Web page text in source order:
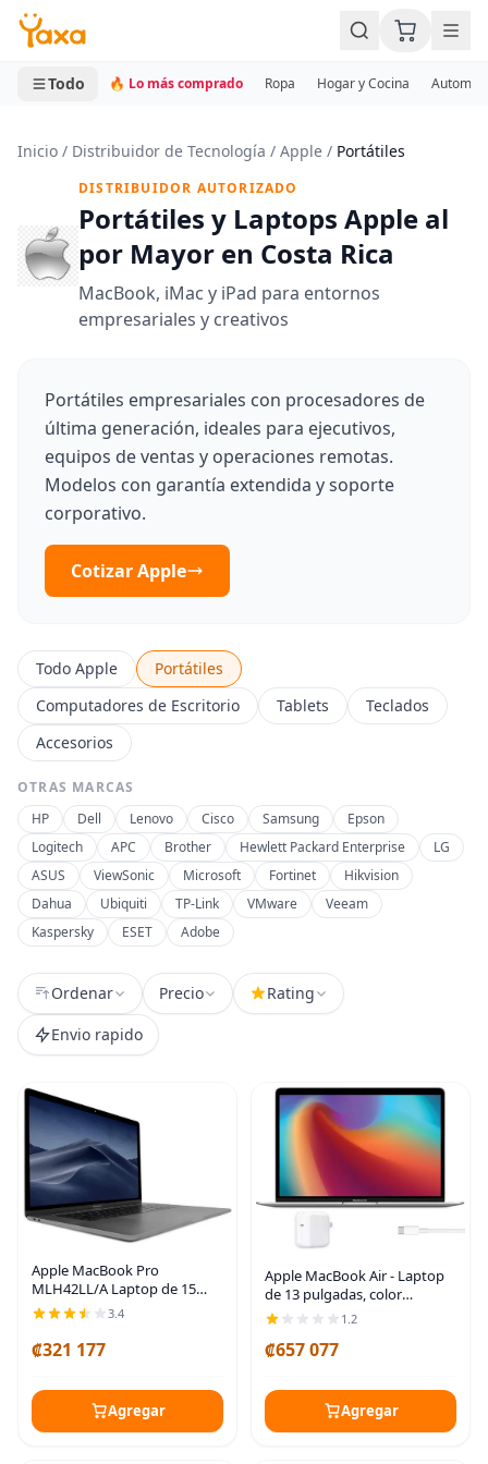
MINI CARRITO
0 productos
Todo 🔥 Lo más comprado Ropa Hogar y Cocina
Inicio / Distribuidor de Tecnología / Apple / Portátiles
DISTRIBUIDOR AUTORIZADO
Portátiles y Laptops Apple al
por Mayor en Costa Rica
MacBook, iMac y iPad para entornos
empresariales y creativos
Portátiles empresariales con procesadores de
última generación, ideales para ejecutivos,
equipos de ventas y operaciones remotas.
Modelos con garantía extendida y soporte
corporativo.
Cotizar Apple
Todo Apple
Portátiles
Computadores de Escritorio
Tablets
Teclados
Accesorios
OTRAS MARCAS
HP
Dell Lenovo Cisco Samsung
Epson
Logitech
APC Brother Hewlett Packard Enterprise
LG
ASUS
ViewSonic Microsoft Fortinet
Hikvision
Dahua
Ubiquiti TP-Link VMware
Veeam
Kaspersky
ESET Adobe
Ordenar Precio
Rating
Envio rapido
Apple MacBook Pro
MLH42LL/A Laptop de 15
pulgadas con barra táctil,
Intel Core i7 de cuatro
núcleos a 2.7 GHz, memoria
de 16 GB / SSD de 1 TB,
3.4
₡321 177
Agregar
Apple MacBook Air - Laptop
de 13 pulgadas, color
plateado, chip M1, memoria
de 8 GB, SSD de 256 GB,
pantalla retina, teclado
1.2
₡657 077
Agregar